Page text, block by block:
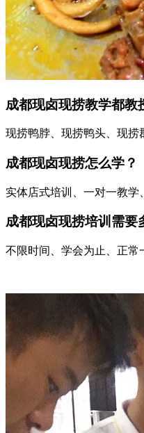
成都现卤现捞教学都教
现捞鸭脖、现捞鸭头、现捞
成都现卤现捞怎么学？
实体店式培训、一对一教学
成都现卤现捞培训需要
不限时间、学会为止、正常